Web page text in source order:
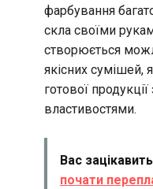
фарбування
скла своїми
створюється
якісних сумішей,
готової
властивостями.
Вас
почати